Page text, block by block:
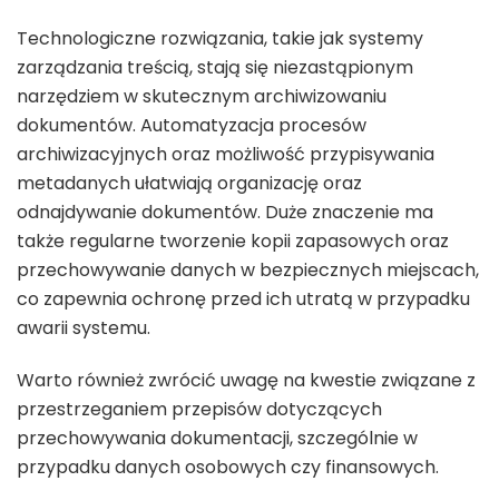
Technologiczne rozwiązania, takie jak systemy
zarządzania treścią, stają się niezastąpionym
narzędziem w skutecznym archiwizowaniu
dokumentów. Automatyzacja procesów
archiwizacyjnych oraz możliwość przypisywania
metadanych ułatwiają organizację oraz
odnajdywanie dokumentów. Duże znaczenie ma
także regularne tworzenie kopii zapasowych oraz
przechowywanie danych w bezpiecznych miejscach,
co zapewnia ochronę przed ich utratą w przypadku
awarii systemu.
Warto również zwrócić uwagę na kwestie związane z
przestrzeganiem przepisów dotyczących
przechowywania dokumentacji, szczególnie w
przypadku danych osobowych czy finansowych.